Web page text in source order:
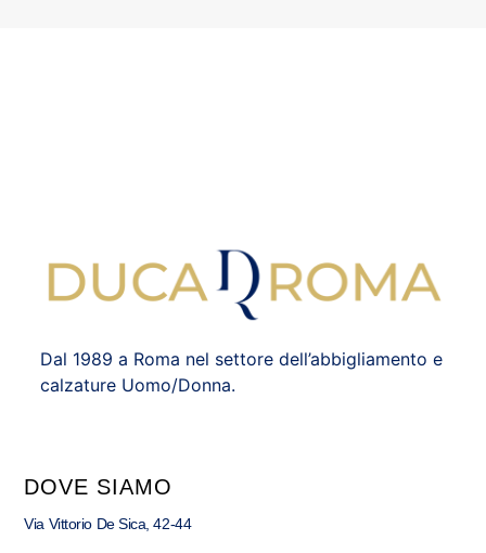
Dal 1989 a Roma nel settore dell’abbigliamento e
calzature Uomo/Donna.
DOVE SIAMO
Via Vittorio De Sica, 42-44